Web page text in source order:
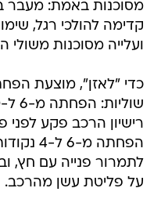
מסוכנות באמת: מעבר
קדימה להולכי רגל,
ועלייה מסוכנות משולי
כדי "לאזן", מוצעת
רישיון הרכב פקע
הפחתה
על פליטת עשן מהרכב.